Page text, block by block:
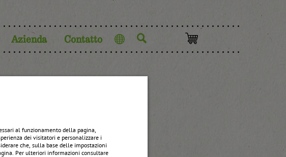
al funzionamento della pagina,
dei visitatori e personalizzare i
che, sulla base delle impostazioni
Per ulteriori informazioni consultare
Azienda Contatto Lingua